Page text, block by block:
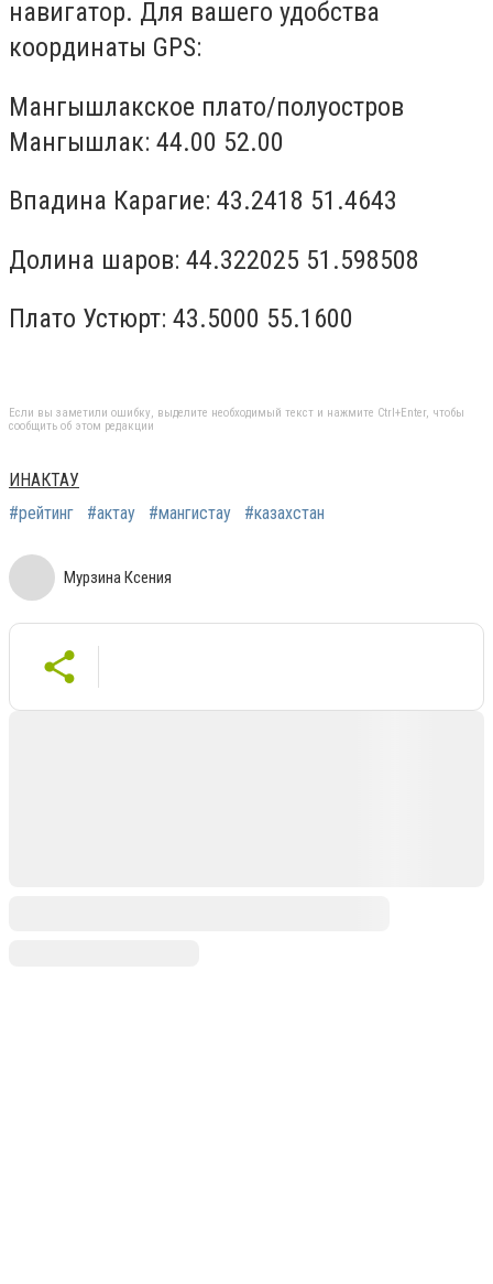
навигатор. Для вашего удобства
координаты GPS:
Мангышлакское плато/полуостров
Мангышлак: 44.00 52.00
Впадина Карагие: 43.2418 51.4643
Долина шаров: 44.322025 51.598508
Плато Устюрт: 43.5000 55.1600
Если вы заметили ошибку, выделите необходимый текст и нажмите Ctrl+Enter, чтобы
сообщить об этом редакции
ИНАКТАУ
#рейтинг
#актау #мангистау #казахстан
Мурзина Ксения